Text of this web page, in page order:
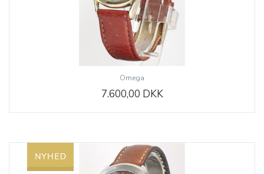
Omega
7.600,00 DKK